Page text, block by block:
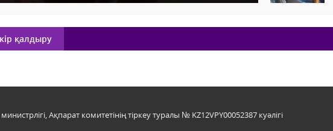
қалдыру
Ақпарат комитетінің тіркеу туралы № KZ12VPY00052387 куәлігі